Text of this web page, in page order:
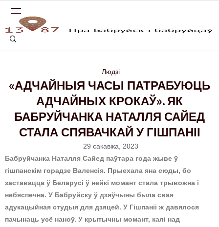
Людзі
«АДЧАЙНЫЯ ЧАСЫ ПАТРАБУЮЦЬ
АДЧАЙНЫХ КРОКАЎ». ЯК
БАБРУЙЧАНКА НАТАЛЛЯ САЙЕД
СТАЛА СПЯВАЧКАЙ У ГІШПАНІІ
29 сакавіка, 2023
Бабруйчанка Наталля Сайед паўтара года жыве ў
гішпанскім горадзе Валенсія. Прыехала яна сюды, бо
заставацца ў Беларусі ў нейкі момант стала трывожна і
небяспечна. У Бабруйску ў дзяўчыны была свая
адукацыйная студыя для дзяцей. У Гішпаніі ж давялося
пачынаць усё наноў. У крытычны момант, калі над